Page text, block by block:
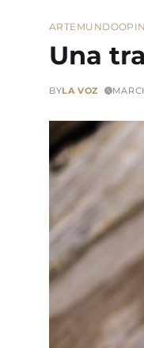
ARTEMUNDO
Una
BYLA VOZ